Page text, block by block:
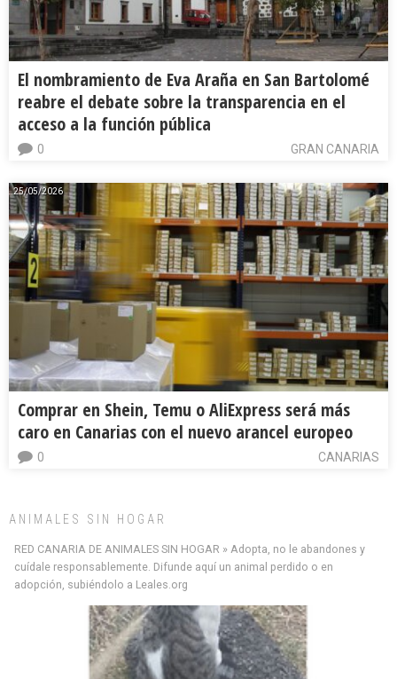
El nombramiento de Eva Araña en San Bartolomé
reabre el debate sobre la transparencia en el
acceso a la función pública
GRAN CANARIA
0
25/05/2026
Comprar en Shein, Temu o AliExpress será más
caro en Canarias con el nuevo arancel europeo
CANARIAS
0
ANIMALES SIN HOGAR
RED CANARIA DE ANIMALES SIN HOGAR » Adopta, no le abandones y
cuídale responsablemente. Difunde aquí un animal perdido o en
adopción, subiéndolo a Leales.org
Minni desaparecido
» Míralo en todos los navegadores y en Google Play con Leales.org o en todas las
redes sociales c...
Leales.org » Gran Canaria
9.7.2025